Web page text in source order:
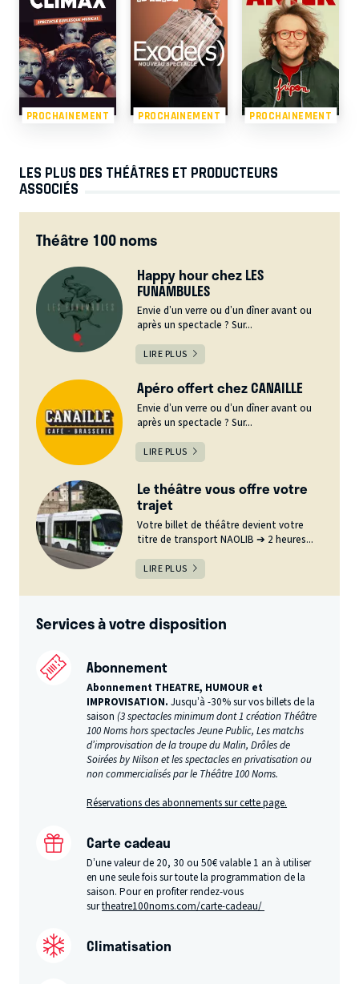
PROCHAINEMENT PROCHAINEMENT PROCHAINEMENT
LES PLUS DES THÉÂTRES ET PRODUCTEURS
ASSOCIÉS
Théâtre 100 noms
Happy hour chez LES
FUNAMBULES
Envie d’un verre ou d’un dîner avant ou
après un spectacle ? Sur...
LIRE PLUS
Apéro offert chez CANAILLE
Envie d’un verre ou d’un dîner avant ou
après un spectacle ? Sur...
LIRE PLUS
Le théâtre vous offre votre
trajet
Votre billet de théâtre devient votre
titre de transport NAOLIB ➔ 2 heures...
LIRE PLUS
Services à votre disposition
Abonnement
Abonnement THEATRE, HUMOUR et
IMPROVISATION. Jusqu’à -30% sur vos billets de la
saison(3 spectacles minimum dont 1 création Théâtre
100 Noms hors spectacles Jeune Public, Les matchs
d’improvisation de la troupe du Malin, Drôles de
Soirées by Nilson et les spectacles en privatisation ou
non commercialisés par le Théâtre 100 Noms.
Réservations des abonnements sur cette page.
Carte cadeau
D’une valeur de 20, 30 ou 50€ valable 1 an à utiliser
en une seule fois sur toute la programmation de la
saison. Pour en profiter rendez-vous
surtheatre100noms.com/carte-cadeau/
Climatisation